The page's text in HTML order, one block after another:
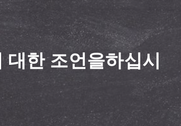
한 조언을하십시